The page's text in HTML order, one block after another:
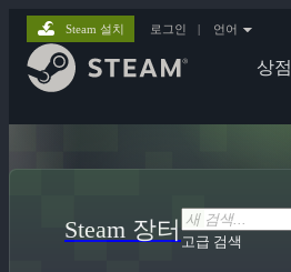
상점
Steam 설치 로그인 | 언어
Steam 장터 고급 검색